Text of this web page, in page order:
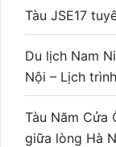
Tàu JSE17
Du lịch Nam
Nội – Lịch
Tàu Năm Cửa
giữa lòng Hà